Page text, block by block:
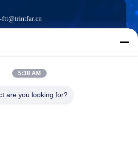
ftt@trintfar.cn
15216883036
5:38 AM
are you looking for?